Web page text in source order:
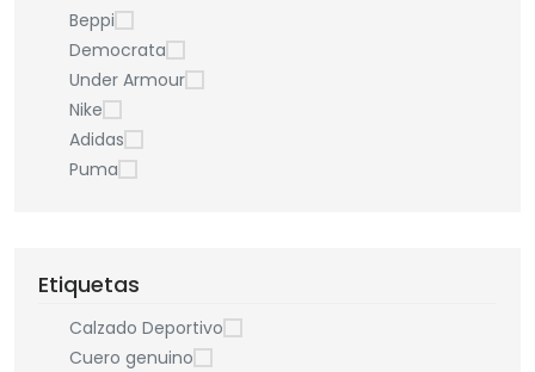
Beppi
Democrata
Under Armour
Nike
Adidas
Puma
Etiquetas
Calzado Deportivo
Cuero genuino